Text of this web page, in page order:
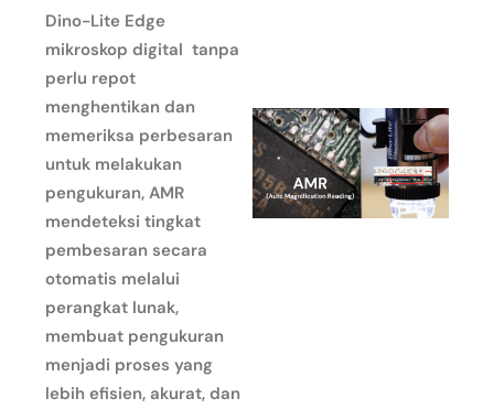
Dino-Lite Edge
mikroskop digital tanpa
perlu repot
menghentikan dan
memeriksa perbesaran
untuk melakukan
pengukuran, AMR
mendeteksi tingkat
pembesaran secara
otomatis melalui
perangkat lunak,
membuat pengukuran
menjadi proses yang
lebih efisien, akurat, dan